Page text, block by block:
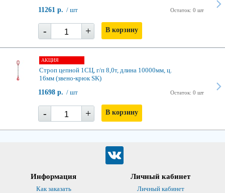
Остаток: 0 шт
11261 р. / шт
- + В корзину
АКЦИЯ
Строп цепной 1СЦ, г/п 8,0т, длина 10000мм, ц.
16мм (звено-крюк SK)
Остаток: 0 шт
11698 р. / шт
- + В корзину
Информация
Как заказать
Личный кабинет
Личный кабинет